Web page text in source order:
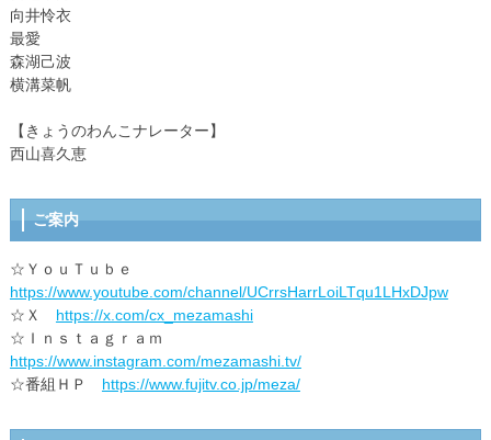
向井怜衣
最愛
森湖己波
横溝菜帆
【きょうのわんこナレーター】
西山喜久恵
ご案内
☆ＹｏｕＴｕｂｅ
https://www.youtube.com/channel/UCrrsHarrLoiLTqu1LHxDJpw
☆Ｘ https://x.com/cx_mezamashi
☆Ｉｎｓｔａｇｒａｍ
https://www.instagram.com/mezamashi.tv/
☆番組ＨＰ https://www.fujitv.co.jp/meza/